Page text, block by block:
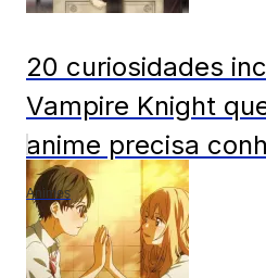
20 curiosidades
Vampire Knight
anime precisa
Animes